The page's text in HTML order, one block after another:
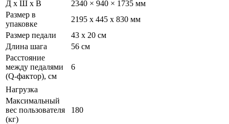
Д х Ш х В
2340 × 940 × 1735 мм
Размер в
упаковке
2195 х 445 х 830 мм
Размер педали
43 х 20 см
Длина шага
56 см
Расстояние
между педалями
(Q-фактор), см
6
Нагрузка
Максимальный
вес пользователя
(кг)
180